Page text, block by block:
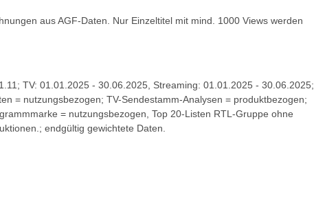
aus AGF-Daten. Nur Einzeltitel mit mind. 1000 Views werden
TV: 01.01.2025 - 30.06.2025, Streaming: 01.01.2025 - 30.06.2025;
= nutzungsbezogen; TV-Sendestamm-Analysen = produktbezogen;
= nutzungsbezogen, Top 20-Listen RTL-Gruppe ohne
endgültig gewichtete Daten.